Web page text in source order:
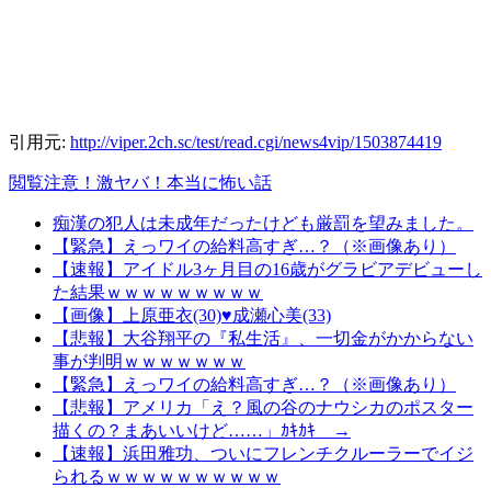
引用元: http://viper.2ch.sc/test/read.cgi/news4vip/1503874419
閲覧注意！激ヤバ！本当に怖い話
痴漢の犯人は未成年だったけども厳罰を望みました。
【緊急】えっワイの給料高すぎ…？（※画像あり）
【速報】アイドル3ヶ月目の16歳がグラビアデビューし
た結果ｗｗｗｗｗｗｗｗｗ
【画像】上原亜衣(30)♥成瀬心美(33)
【悲報】大谷翔平の『私生活』、一切金がかからない
事が判明ｗｗｗｗｗｗｗ
【緊急】えっワイの給料高すぎ…？（※画像あり）
【悲報】アメリカ「え？風の谷のナウシカのポスター
描くの？まあいいけど……」ｶｷｶｷ →
【速報】浜田雅功、ついにフレンチクルーラーでイジ
られるｗｗｗｗｗｗｗｗｗｗ